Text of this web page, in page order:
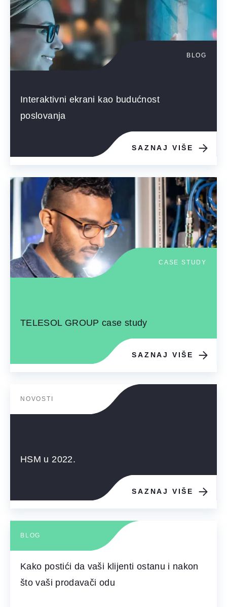
BLOG
Interaktivni ekrani kao budućnost
poslovanja
SAZNAJ VIŠE
CASE STUDY
TELESOL GROUP case study
SAZNAJ VIŠE
NOVOSTI
HSM u 2022.
SAZNAJ VIŠE
BLOG
Kako postići da vaši klijenti ostanu i nakon
što vaši prodavači odu